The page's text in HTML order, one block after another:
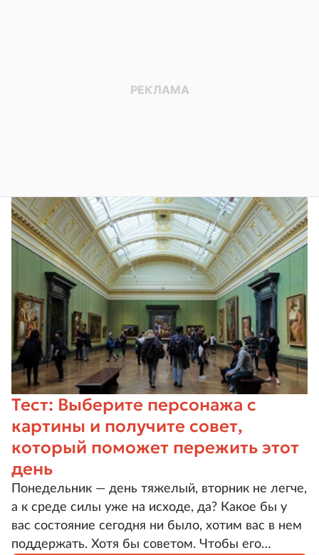
Тест: Выберите персонажа с
картины и получите совет,
который поможет пережить этот
день
Понедельник — день тяжелый, вторник не легче,
а к среде силы уже на исходе, да? Какое бы у
вас состояние сегодня ни было, хотим вас в нем
поддержать. Хотя бы советом. Чтобы его